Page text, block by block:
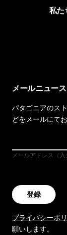
私た
メールニュー
パタゴニアのス
どをメールにて
メールアドレス（入
登録
プライバシーポ
願いします。